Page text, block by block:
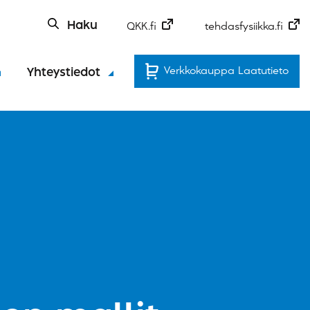
Haku QKK.fi tehdasfysiikka.fi
Yhteystiedot Verkkokauppa Laatutieto